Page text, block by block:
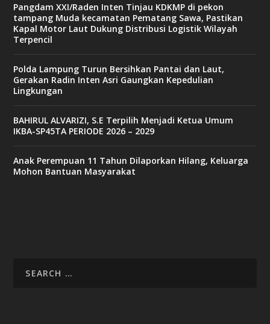
Pangdam XXI/Raden Inten Tinjau KDKMP di pekon
tampang Muda kecamatan Pematang Sawa, Pastikan
Kapal Motor Laut Dukung Distribusi Logistik Wilayah
Terpencil
Polda Lampung Turun Bersihkan Pantai dan Laut,
Gerakan Radin Inten Asri Gaungkan Kepedulian
Lingkungan
BAHIRUL ALVARIZI, S.E Terpilih Menjadi Ketua Umum
IKBA-SP45TA PERIODE 2026 – 2029
Anak Perempuan 11 Tahun Dilaporkan Hilang, Keluarga
Mohon Bantuan Masyarakat